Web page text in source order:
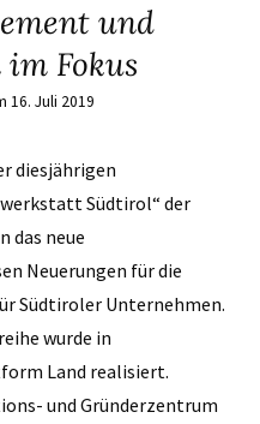
und
Fokus
16. Juli 2019
diesjährigen
Südtirol“ der
das neue
Neuerungen für die
Südtiroler Unternehmen.
wurde in
Land realisiert.
und Gründerzentrum